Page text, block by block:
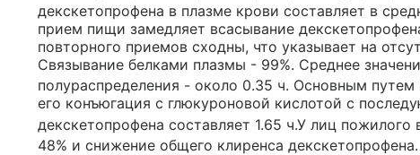
декскетопрофена в плазме крови составляет в
прием пищи замедляет всасывание
повторного приемов сходны, что указывает на
Связывание белками плазмы - 99%. Среднее
полураспределения - около 0.35 ч. Основным
его конъюгация с глюкуроновой кислотой с
декскетопрофена составляет 1.65 ч.У лиц
48% и снижение общего клиренса декскетопрофена.